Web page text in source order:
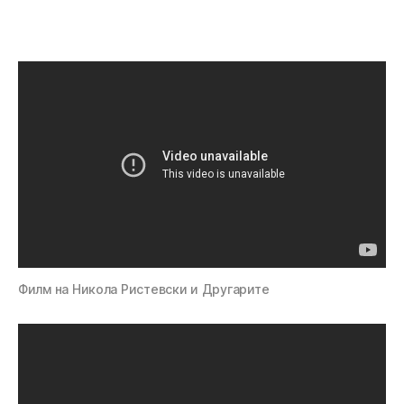
Филм на Никола Ристевски и Другарите